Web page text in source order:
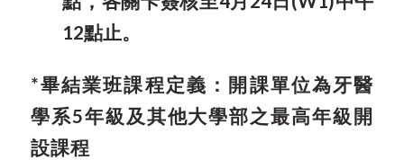
12點止。
*畢結業班課程定義：開課單位為牙醫
學系5年級及其他大學部之最高年級開
設課程